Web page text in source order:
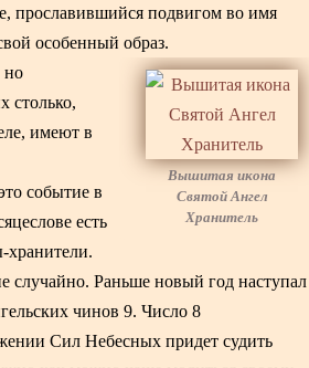
прославившийся подвигом во имя
особенный образ.
Вышитая икона
Святой Ангел
Хранитель
но
столько,
имеют в
событие в
есть
хранители.
случайно. Раньше новый год наступал
чинов 9. Число 8
Сил Небесных придет судить